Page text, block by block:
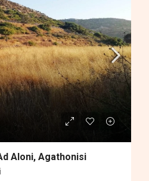
Aloni, Agathonisi